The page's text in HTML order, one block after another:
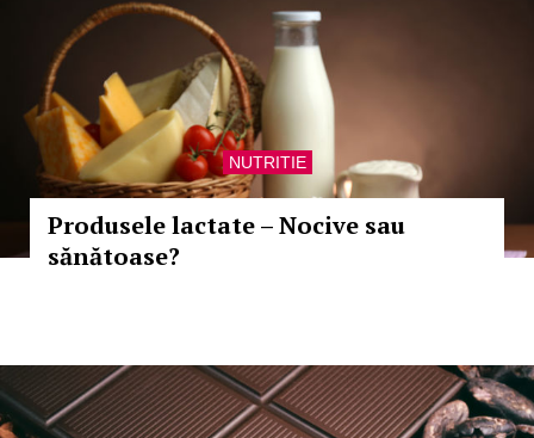
NUTRITIE
Produsele lactate – Nocive sau
sănătoase?